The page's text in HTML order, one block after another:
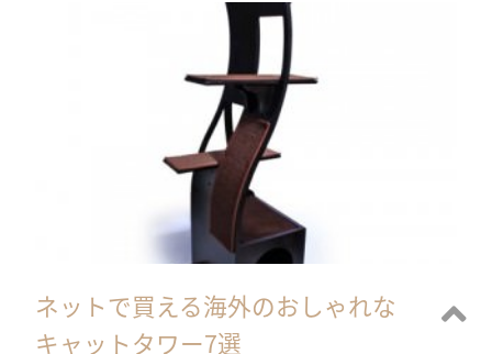
ネットで買える海外のおしゃれな
キャットタワー7選